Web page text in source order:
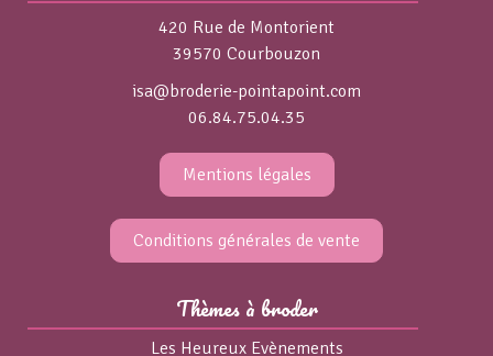
420 Rue de Montorient
39570 Courbouzon
isa@broderie-pointapoint.com
06.84.75.04.35
Mentions légales
Conditions générales de vente
Thèmes à broder
Les Heureux Evènements